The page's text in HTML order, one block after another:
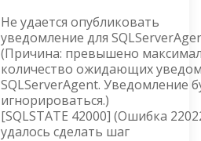
Не удается опубликовать
уведомление для
(Причина: превышено
количество ожидающих
SQLServerAgent. Уведомление
игнорироваться.)
[SQLSTATE 42000] (Ошибка
удалось сделать шаг